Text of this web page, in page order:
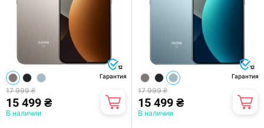
12
Гарантия
17 999 ₴
15 499 ₴
В наличии
12
Гарантия
17 999 ₴
15 499 ₴
В наличии